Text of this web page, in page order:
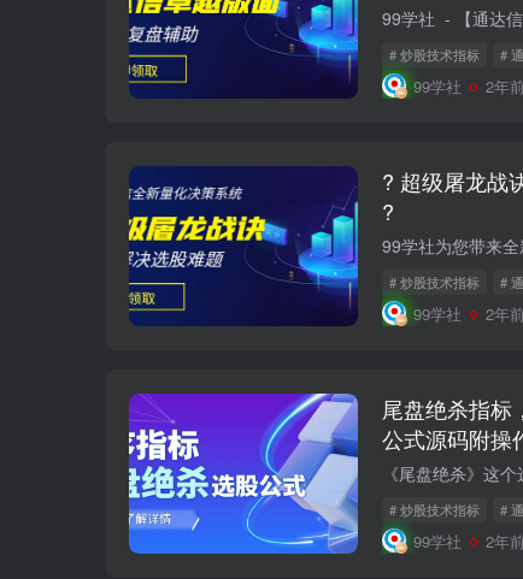
# 炒股技术指标 #
99学社 2年前
? 超级屠龙战
?
# 炒股技术指标 #
99学社 2年前
尾盘绝杀指标
公式源码附操
# 炒股技术指标 #
99学社 2年前